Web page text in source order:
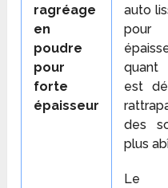
ragréage
en
poudre
pour
forte
épaisseur
auto
pour
est
des
plus
Le